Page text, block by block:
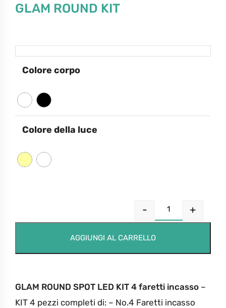
GLAM ROUND KIT
Colore corpo
Colore della luce
- +
AGGIUNGI AL CARRELLO
GLAM ROUND SPOT LED KIT 4 faretti incasso –
KIT 4 pezzi completi di: – No.4 Faretti incasso